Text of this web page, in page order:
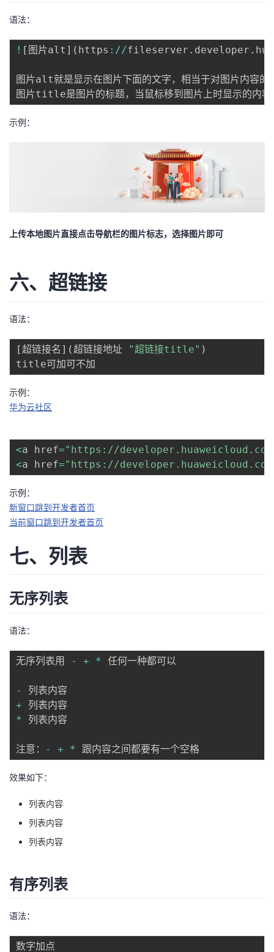
语法：
! [ 图片alt ] ( https : //fileserver . developer .
图片alt就是显示在图片下面的文字，相当于对图片内容的
示例：
上传本地图片直接点击导航栏的图片标志，选择图片即可
六、超链接
语法：
[超链接名 ] (超链接地址 "超链接title" )
示例：
华为云社区
<a href="https://
<a href="https://
示例：
新窗口跳到开发者首页
当前窗口跳到开发者首页
七、列表
无序列表
语法：
无序列表用 - + * 任何一种都可以
-
+
*
列表内容
注意： - + *
效果如下：
列表内容
列表内容
列表内容
有序列表
语法：